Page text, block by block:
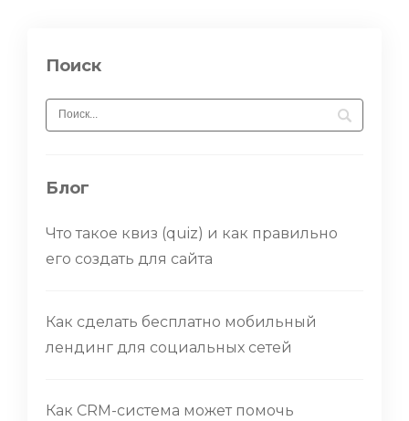
Поиск
Блог
Что такое квиз (quiz) и как правильно
его создать для сайта
Как сделать бесплатно мобильный
лендинг для социальных сетей
Как CRM-система может помочь